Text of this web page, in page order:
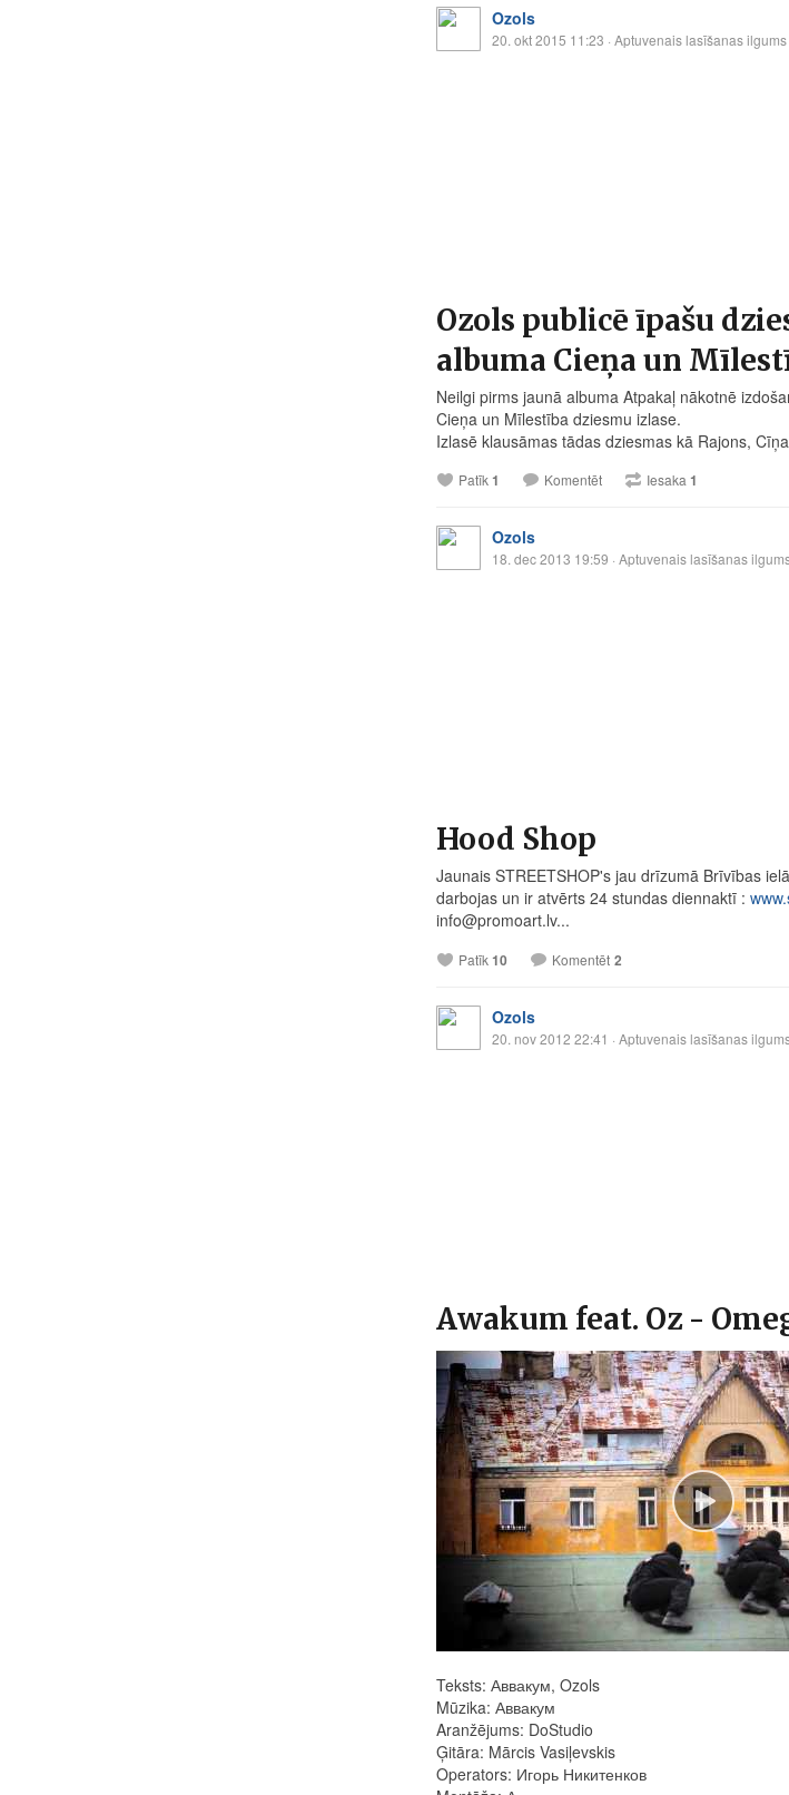
Ozols
20. okt 2015 11:23 · Aptuvenais lasīšanas
Ozols publicē īpašu
albuma Cieņa un
Neilgi pirms jaunā albuma Atpakaļ nākotnē
Cieņa un Mīlestība dziesmu izlase.
Izlasē klausāmas tādas dziesmas kā Rajons,
Patīk1 Komentēt Iesaka1
Ozols
18. dec 2013 19:59 · Aptuvenais lasīšanas
Hood Shop
Jaunais STREETSHOP's jau drīzumā Brīvības
darbojas un ir atvērts 24 stundas diennaktī :
info@promoart.lv...
Patīk10 Komentēt 2
Ozols
20. nov 2012 22:41 · Aptuvenais lasīšanas
Аwakum feat. Oz -
Teksts: Аввакум, Ozols
Mūzika: Аввакум
Aranžējums: DoStudio
Ģitāra: Mārcis Vasiļevskis
Operators: Игорь Никитенков